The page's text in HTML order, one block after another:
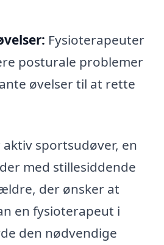
Fysioterapeuter
posturale problemer
øvelser til at rette
sportsudøver, en
med stillesiddende
der ønsker at
en fysioterapeut i
den nødvendige